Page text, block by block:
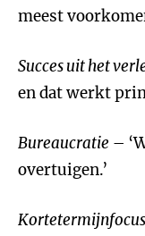
meest
Succes uit het
en dat werkt
Bureaucratie –
overtuigen.’
Kortetermijnfocus